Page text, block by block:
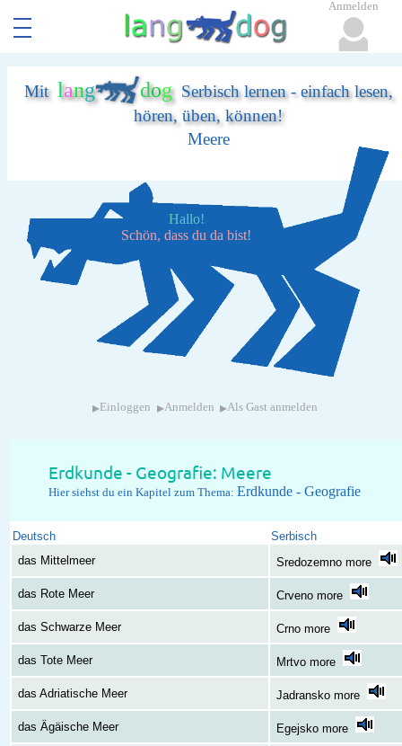
Mit lang dogSerbisch lernen - einfach lesen,
hören, üben, können!
Meere
Hallo!
Schön, dass du da bist!
▸ Einloggen ▸Anmelden ▸Als Gast anmelden
Erdkunde - Geografie: Meere
Hier siehst du ein Kapitel zum Thema: Erdkunde - Geografie
Deutsch
Serbisch
das Mittelmeer
Sredozemno more
das Rote Meer Crveno more
das Schwarze Meer Crno more
das Tote Meer Mrtvo more
das Adriatische Meer Jadransko more
das Ägäische Meer Egejsko more
Anmelden